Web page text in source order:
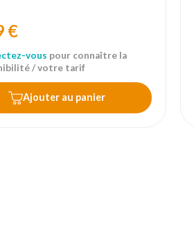
€
vous pour connaître la
/ votre tarif
Ajouter au panier